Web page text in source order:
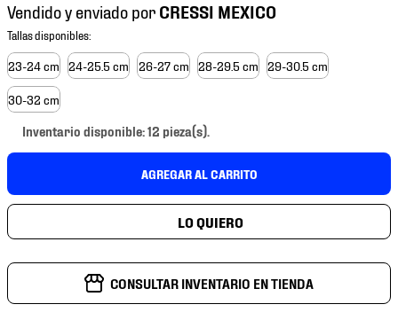
Vendido y enviado por
23-24 cm 24-25.5 cm 26-27 cm 28-29.5 cm 29-30.5 cm
30-32 cm
Inventario disponible: 12 pieza(s).
AGREGAR AL CARRITO
CONSULTAR INVENTARIO EN TIENDA
3.
tenis
4.
tenis futbol
5.
jersey
6.
mochila
7.
mochilas
9.
tenis niño
10. tenis nike